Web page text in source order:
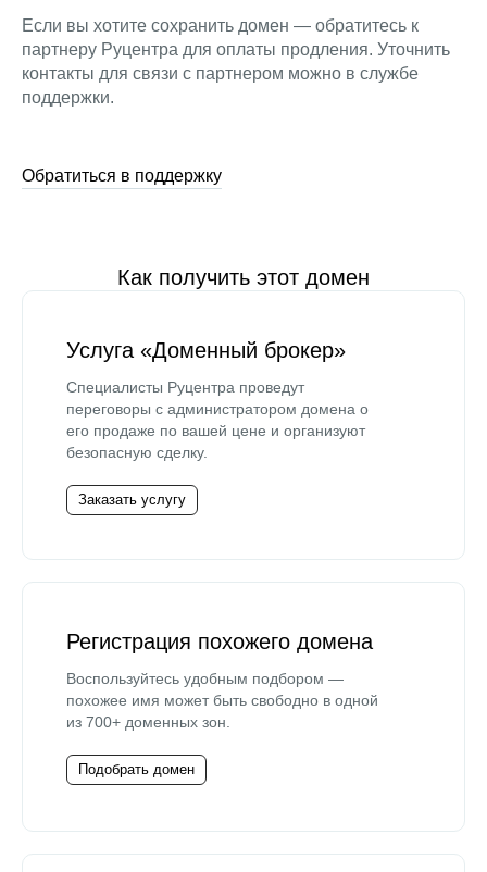
Если вы хотите сохранить домен — обратитесь к
партнеру Руцентра для оплаты продления. Уточнить
контакты для связи с партнером можно в службе
поддержки.
Обратиться в поддержку
Как получить этот домен
Услуга «Доменный брокер»
Специалисты Руцентра проведут
переговоры с администратором домена о
его продаже по вашей цене и организуют
безопасную сделку.
Заказать услугу
Регистрация похожего домена
Воспользуйтесь удобным подбором —
похожее имя может быть свободно в одной
из 700+ доменных зон.
Подобрать домен